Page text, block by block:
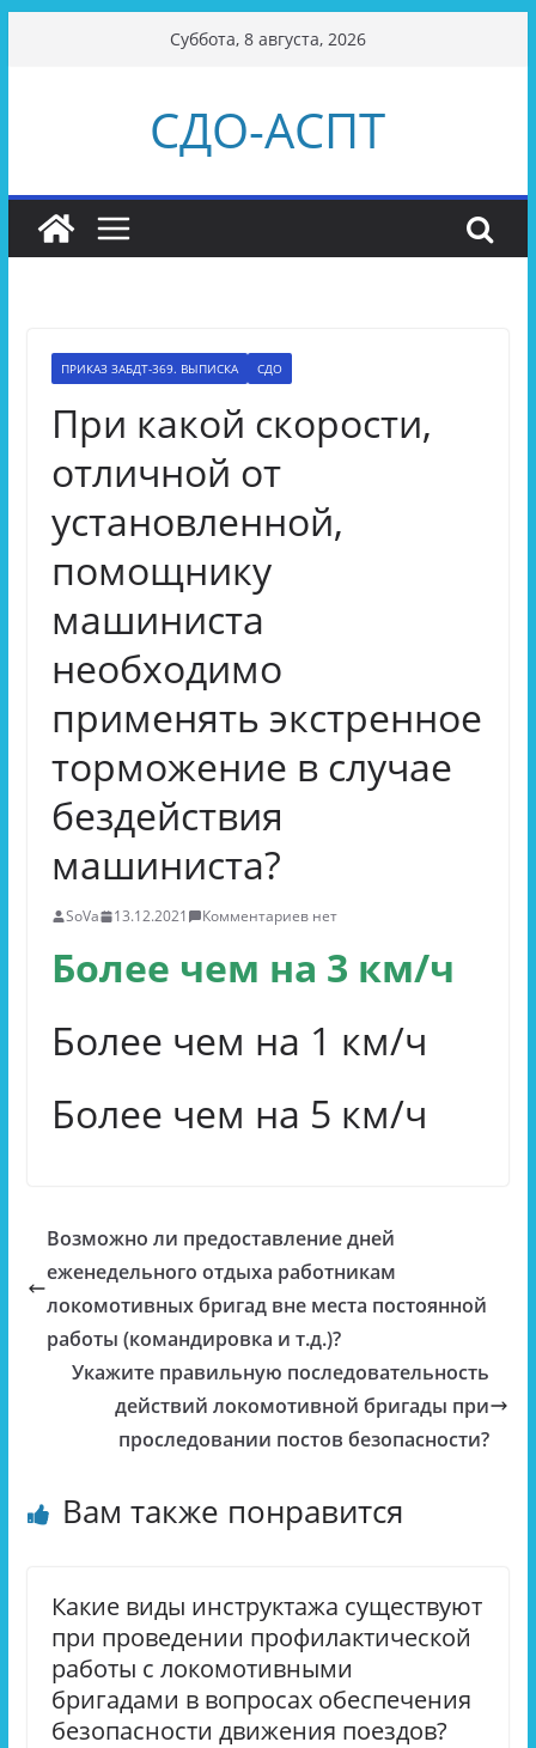
Суббота, 8 августа, 2026
СДО-АСПТ
ПРИКАЗ ЗАБДТ-369. ВЫПИСКА СДО
При какой скорости,
отличной от
установленной,
помощнику
машиниста
необходимо
применять экстренное
торможение в случае
бездействия
машиниста?
SoVa 13.12.2021 Комментариев нет
Более чем на 3 км/ч
Более чем на 1 км/ч
Более чем на 5 км/ч
Возможно ли предоставление дней
еженедельного отдыха работникам
локомотивных бригад вне места постоянной
работы (командировка и т.д.)?
Укажите правильную последовательность
действий локомотивной бригады при
проследовании постов безопасности?
Вам также понравится
Какие виды инструктажа существуют
при проведении профилактической
работы с локомотивными
бригадами в вопросах обеспечения
безопасности движения поездов?